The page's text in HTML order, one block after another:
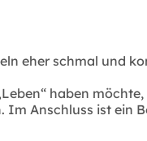
eher schmal und
haben
Anschluss ist ein